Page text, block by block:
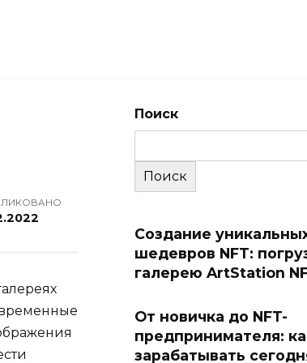
Поиск
Поиск
Создание
шедевров NFT:
галерею ArtStation
От новичка до NFT-
предпринимателя:
зарабатывать